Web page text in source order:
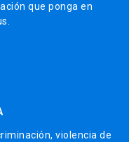
que ponga en
violencia de